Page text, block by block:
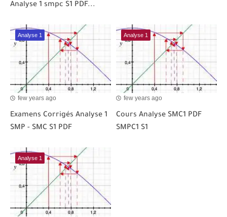
Analyse 1 smpc S1 PDF...
Analyse 1
few years ago
Examens Corrigés Analyse 1
SMP - SMC S1 PDF
Analyse 1
few years ago
Cours Analyse SMC1 PDF
SMPC1 S1
Analyse 1